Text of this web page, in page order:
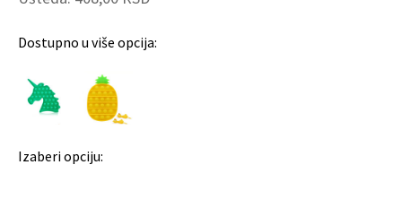
Dostupno u više opcija:
Izaberi opciju: